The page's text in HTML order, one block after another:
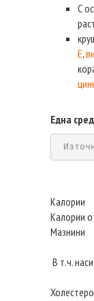
С
Е,
Една
Калории
Калории
Мазнини
В т.ч.